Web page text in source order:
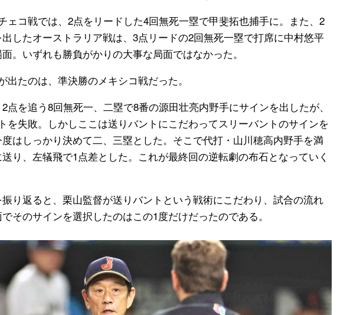
ェコ戦では、2点をリードした4回無死一塁で甲斐拓也捕手に。また、2
したオーストラリア戦は、3点リードの2回無死一塁で打席に中村悠平
。いずれも勝負がかりの大事な局面ではなかった。
出たのは、準決勝のメキシコ戦だった。
点を追う8回無死一、二塁で8番の源田壮亮内野手にサインを出したが、
を失敗。しかしここは送りバントにこだわってスリーバントのサインを
はしっかり決めて二、三塁とした。そこで代打・山川穂高内野手を満
り、左犠飛で1点差とした。これが最終回の逆転劇の布石となっていく
り返ると、栗山監督が送りバントという戦術にこだわり、試合の流れ
そのサインを選択したのはこの1度だけだったのである。